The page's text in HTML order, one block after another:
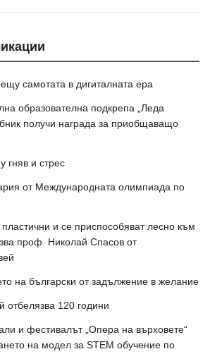
самотата в дигиталната ера
образователна подкрепа „Леда
получи награда за приобщаващо
гняв и стрес
от Международната олимпиада по
и се приспособяват лесно към
проф. Николай Спасов от
на български от задължение в желание
отбелязва 120 години
и фестивалът „Опера на върховете“
на модел за STEM обучение по